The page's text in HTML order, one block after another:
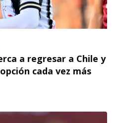
a regresar a Chile y
cada vez más